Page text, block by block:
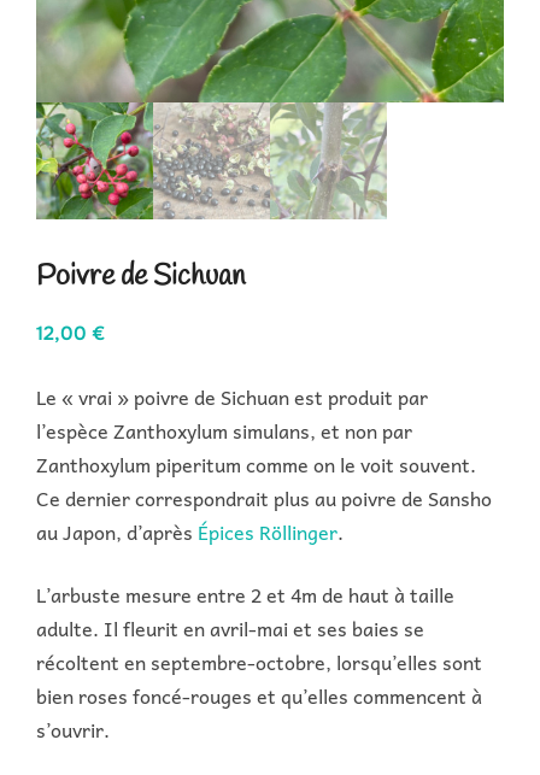
Poivre de Sichuan
12,00 €
Le « vrai » poivre de Sichuan est produit par
l’espèce Zanthoxylum simulans, et non par
Zanthoxylum piperitum comme on le voit souvent.
Ce dernier correspondrait plus au poivre de Sansho
au Japon, d’après Épices Röllinger.
L’arbuste mesure entre 2 et 4m de haut à taille
adulte. Il fleurit en avril-mai et ses baies se
récoltent en septembre-octobre, lorsqu’elles sont
bien roses foncé-rouges et qu’elles commencent à
s’ouvrir.